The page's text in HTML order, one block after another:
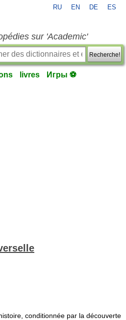
RU EN DE ES
sur 'Academic'
Recherche!
livres Игры ⚽
conditionnée par la découverte